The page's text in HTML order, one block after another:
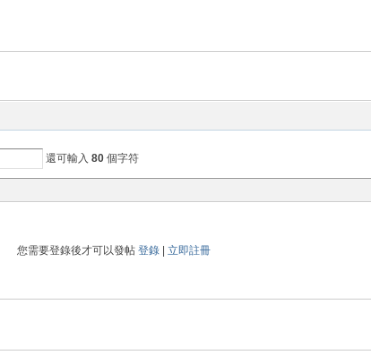
還可輸入 80 個字符
您需要登錄後才可以發帖 登錄 立即註冊